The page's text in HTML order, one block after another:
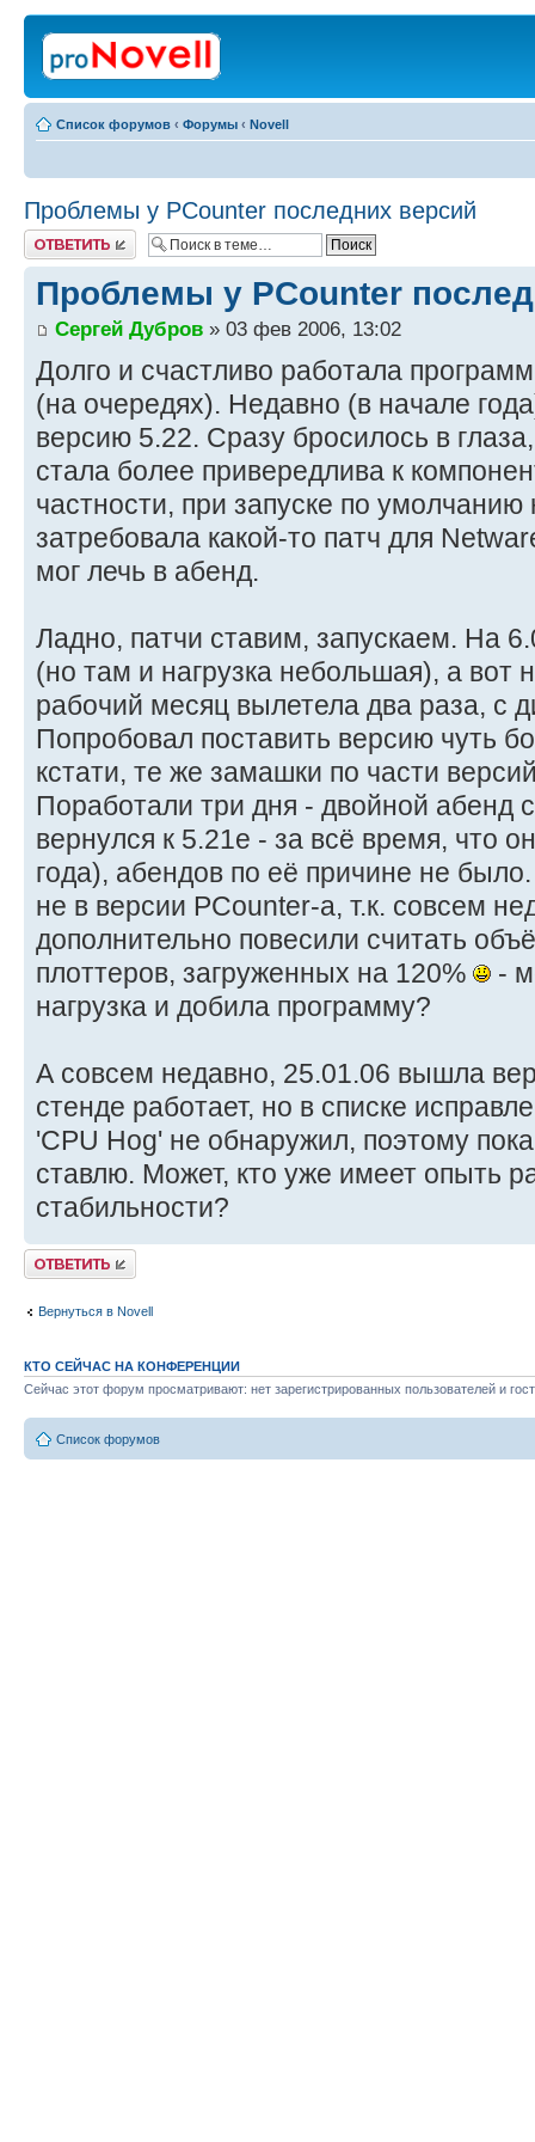
Список форумов ‹ Форумы ‹ Novell
Проблемы у PCounter последних версий
Ответить
Проблемы у PCounter
Сергей Дубров » 03 фев 2006, 13:02
Долго и счастливо работала
(на очередях). Недавно (в начале
версию 5.22. Сразу бросилось в
стала более привередлива к
частности, при запуске по
затребовала какой-то патч для
мог лечь в абенд.
Ладно, патчи ставим, запускаем. На
(но там и нагрузка небольшая), а вот
рабочий месяц вылетела два раза, с
Попробовал поставить версию чуть
кстати, те же замашки по части
Поработали три дня - двойной абенд
вернулся к 5.21e - за всё время, что
года), абендов по её причине не
не в версии PCounter-а, т.к. совсем
дополнительно повесили считать
плоттеров, загруженных на 120%
-
нагрузка и добила программу?
А совсем недавно, 25.01.06 вышла
стенде работает, но в списке
'CPU Hog' не обнаружил, поэтому
ставлю. Может, кто уже имеет опыть
стабильности?
Ответить
Вернуться в Novell
КТО СЕЙЧАС НА КОНФЕРЕНЦИИ
Сейчас этот форум просматривают: нет зарегистрированных пользователей и
Список форумов